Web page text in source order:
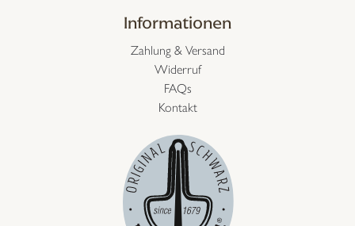
Informationen
Zahlung & Versand
Widerruf
FAQs
Kontakt